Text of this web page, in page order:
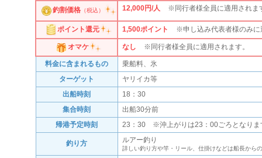
釣割価格（税込） 12,000円/人 ※同行者様全員に適用されま
ポイント還元 1,500ポイント ※申し込み代表者様のみに
オマケ なし ※同行者様全員に適用されます。
料金に含まれるもの
乗船料、氷
ターゲット
ヤリイカ等
出船時刻
18：30
集合時刻
出船30分前
帰港予定時刻
23：30 ※沖上がりは23：00ごろとなりま
釣り方 ルアー釣り
詳しい釣り方や竿・リール、仕掛けなどは船長から